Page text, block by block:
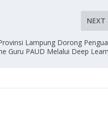
NEXT
Lampung Dorong
Guru PAUD Melalui Deep